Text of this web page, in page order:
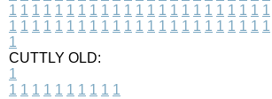
1 1 1 1 1 1 1 1 1 1 1 1 1 1 1 1 1 1 1 1 1 1 1
1 1 1 1 1 1 1 1 1 1 1 1 1 1 1 1 1 1 1 1 1 1 1
1
CUTTLY OLD:
1
1 1 1 1 1 1 1 1 1 1